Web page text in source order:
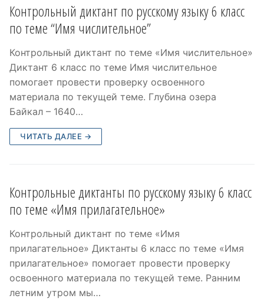
Контрольный диктант по русскому языку 6 класс
по теме “Имя числительное”
Контрольный диктант по теме «Имя числительное»
Диктант 6 класс по теме Имя числительное
помогает провести проверку освоенного
материала по текущей теме. Глубина озера
Байкал – 1640…
ЧИТАТЬ ДАЛЕЕ →
Контрольные диктанты по русскому языку 6 класс
по теме «Имя прилагательное»
Контрольный диктант по теме «Имя
прилагательное» Диктанты 6 класс по теме «Имя
прилагательное» помогает провести проверку
освоенного материала по текущей теме. Ранним
летним утром мы…